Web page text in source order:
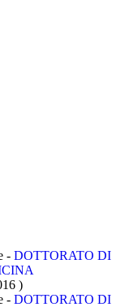
- DOTTORATO DI
)
- DOTTORATO DI